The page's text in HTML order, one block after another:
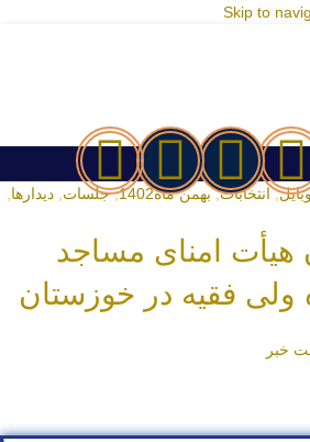
Skip to
,انتخابات,بهمن ماه1402 ,جلسات دیدارها
هیأت امنای مساجد
ولی فقیه در خوزستان
خبر